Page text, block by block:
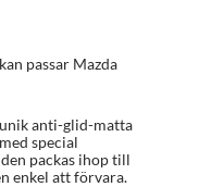
passar Mazda
unik anti-glid-matta
special
packas ihop till
enkel att förvara.